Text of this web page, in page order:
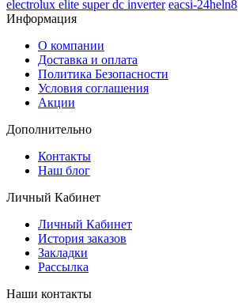
electrolux elite super dc inverter eacsi-24heln8
Информация
О компании
Доставка и оплата
Политика Безопасности
Условия соглашения
Акции
Дополнительно
Контакты
Наш блог
Личный Кабинет
Личный Кабинет
История заказов
Закладки
Рассылка
Наши контакты